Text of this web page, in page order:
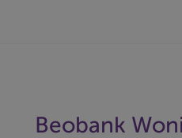
Beobank